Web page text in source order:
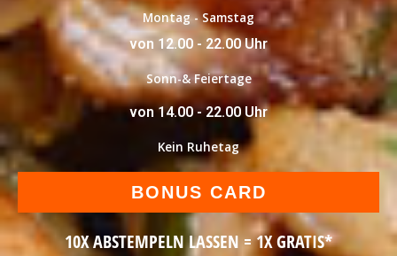
Montag - Samstag
von 12.00 - 22.00 Uhr
Sonn-& Feiertage
von 14.00 - 22.00 Uhr
Kein Ruhetag
BONUS CARD
10X ABSTEMPELN LASSEN = 1X GRATIS*